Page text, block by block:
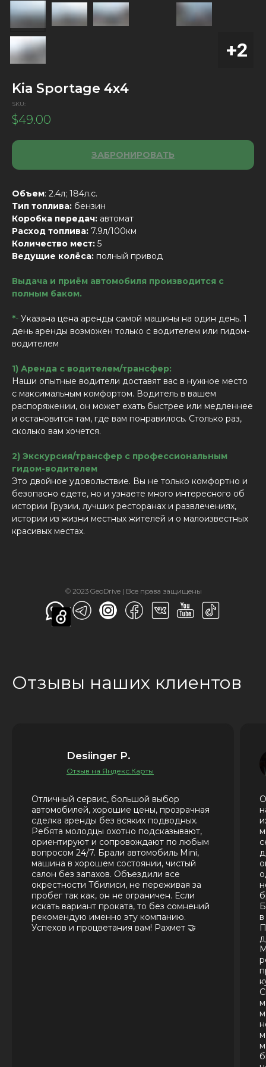
Kia Sportage 4х4
SKU:
$49.00
ЗАБРОНИРОВАТЬ
Объем: 2.4л; 184л.с.
Тип топлива: бензин
Коробка передач: автомат
Расход топлива: 7.9л/100км
Количество мест: 5
Ведущие колёса: полный привод
Выдача и приём автомобиля производится с
полным баком.
*- Указана цена аренды самой машины на один день. 1
день аренды возможен только с водителем или гидом-
водителем
1) Аренда с водителем/трансфер:
Наши опытные водители доставят вас в нужное место
с максимальным комфортом. Водитель в вашем
распоряжении, он может ехать быстрее или медленнее
и остановится там, где вам понравилось. Столько раз,
сколько вам хочется.
2) Экскурсия/трансфер с профессиональным
гидом-водителем
Это двойное удовольствие. Вы не только комфортно и
безопасно едете, но и узнаете много интересного об
истории Грузии, лучших ресторанах и развлечениях,
истории из жизни местных жителей и о малоизвестных
красивых местах.
© 2023 GeoDrive | Все права защищены
Отзывы наших клиентов
Desiinger P.
Отзыв на Яндекс.Карты
Отличный сервис, большой выбор
автомобилей, хорошие цены, прозрачная
сделка аренды без всяких подводных.
Ребята молодцы охотно подсказывают,
ориентируют и сопровождают по любым
вопросом 24/7. Брали автомобиль Mini,
машина в хорошем состоянии, чистый
салон без запахов. Объездили все
окрестности Тбилиси, не переживая за
пробег так как, он не ограничен. Если
искать вариант проката, то без сомнений
рекомендую именно эту компанию.
Успехов и процветания вам! Рахмет 🤝